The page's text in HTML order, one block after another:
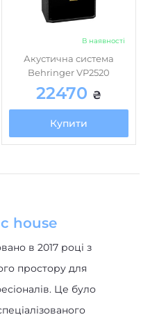
В наявності
Акустична система
22470₴
Купити
в 2017 році з
простору для
Це було
могли б